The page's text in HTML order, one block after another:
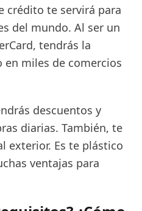
crédito te servirá para
del mundo. Al ser un
tendrás la
miles de comercios
descuentos y
diarias. También, te
exterior. Es te plástico
ventajas para